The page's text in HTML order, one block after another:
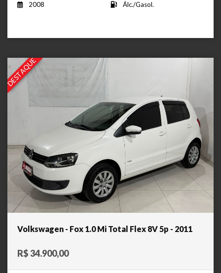
2008
Álc./Gasol.
DESTAQUE
Volkswagen - Fox 1.0 Mi Total Flex 8V 5p - 2011
R$ 34.900,00